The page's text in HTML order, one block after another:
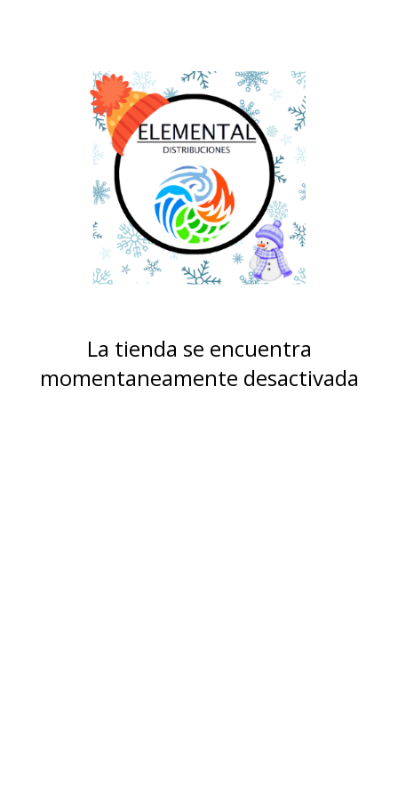
La tienda se encuentra
momentaneamente desactivada